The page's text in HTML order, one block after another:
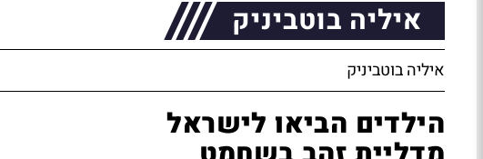
איליה בוטביניק
איליה בוטביניק
הילדים הביאו לישראל